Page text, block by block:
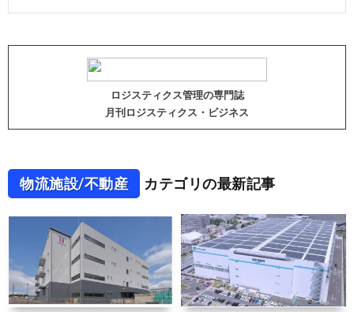
ロジスティクス管理の専門誌
月刊ロジスティクス・ビジネス
物流施設/不動産 カテゴリの最新記事